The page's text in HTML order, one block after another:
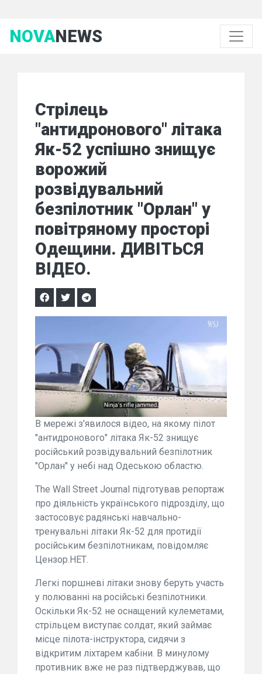
NOVANEWS
Стрілець
"антидронового" літака
Як-52 успішно знищує
ворожий
розвідувальний
безпілотник "Орлан" у
повітряному просторі
Одещини. ДИВІТЬСЯ
ВІДЕО.
В мережі з'явилося відео, на якому пілот
"антидронового" літака Як-52 знищує
російський розвідувальний безпілотник
"Орлан" у небі над Одеською областю.
The Wall Street Journal підготував репортаж
про діяльність українського підрозділу, що
застосовує радянські навчально-
тренувальні літаки Як-52 для протидії
російським безпілотникам, повідомляє
Цензор.НЕТ.
Легкі поршневі літаки знову беруть участь
у полюванні на російські безпілотники.
Оскільки Як-52 не оснащений кулеметами,
стрільцем виступає солдат, який займає
місце пілота-інструктора, сидячи з
відкритим ліхтарем кабіни. В минулому
противник вже не раз підтверджував, що